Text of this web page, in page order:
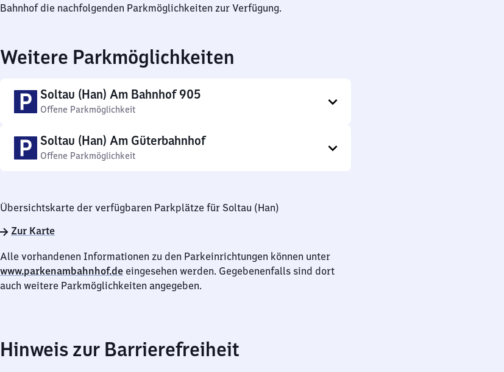
Bahnhof die nachfolgenden Parkmöglichkeiten zur Verfügung.
Weitere Parkmöglichkeiten
Soltau (Han) Am Bahnhof 905
Offene Parkmöglichkeit
Soltau (Han) Am Güterbahnhof
Offene Parkmöglichkeit
Übersichtskarte der verfügbaren Parkplätze für Soltau (Han)
Zur Karte
Alle vorhandenen Informationen zu den Parkeinrichtungen können unter
www.parkenambahnhof.de eingesehen werden. Gegebenenfalls sind dort
auch weitere Parkmöglichkeiten angegeben.
Hinweis zur Barrierefreiheit